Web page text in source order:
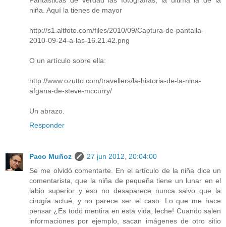
niña. Aquí la tienes de mayor
http://s1.altfoto.com/files/2010/09/Captura-de-pantalla-
2010-09-24-a-las-16.21.42.png
O un artículo sobre ella:
http://www.ozutto.com/travellers/la-historia-de-la-nina-
afgana-de-steve-mccurry/
Un abrazo.
Responder
Paco Muñoz
27 jun 2012, 20:04:00
Se me olvidó comentarte. En el artículo de la niña dice un
comentarista, que la niña de pequeña tiene un lunar en el
labio superior y eso no desaparece nunca salvo que la
cirugía actué, y no parece ser el caso. Lo que me hace
pensar ¿Es todo mentira en esta vida, leche! Cuando salen
informaciones por ejemplo, sacan imágenes de otro sitio